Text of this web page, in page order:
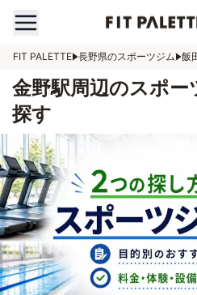
FIT PALETTE 長野県のスポーツジム 飯
金野駅周辺のスポー
探す